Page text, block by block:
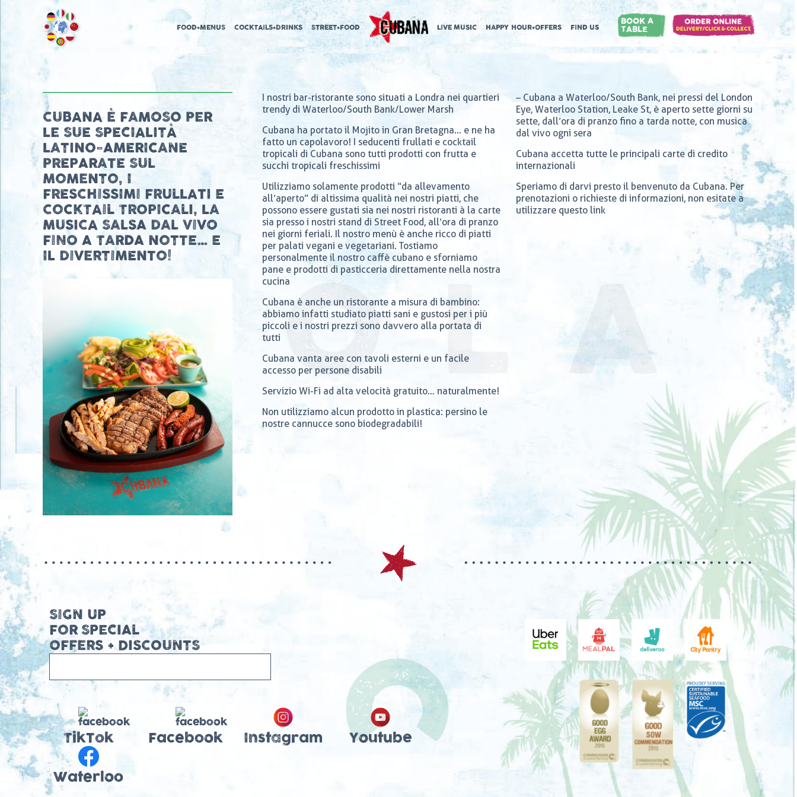
FOOD+MENUS COCKTAILS+DRINKS STREET+FOOD LIVE MUSIC HAPPY HOUR+OFFERS FIND US
BOOK A
TABLE
CUBANA È FAMOSO PER
LE SUE SPECIALITÀ
LATINO-AMERICANE
PREPARATE SUL
MOMENTO, I
FRESCHISSIMI FRULLATI E
COCKTAIL TROPICALI, LA
MUSICA SALSA DAL VIVO
FINO A TARDA NOTTE… E
IL DIVERTIMENTO!
I nostri bar-ristorante sono situati a Londra nei quartieri
trendy di Waterloo/South Bank/Lower Marsh
Cubana ha portato il Mojito in Gran Bretagna… e ne ha
fatto un capolavoro! I seducenti frullati e cocktail
tropicali di Cubana sono tutti prodotti con frutta e
succhi tropicali freschissimi
Utilizziamo solamente prodotti “da allevamento
all’aperto” di altissima qualità nei nostri piatti, che
possono essere gustati sia nei nostri ristoranti à la carte
sia presso i nostri stand di Street Food, all’ora di pranzo
nei giorni feriali. Il nostro menù è anche ricco di piatti
per palati vegani e vegetariani. Tostiamo
personalmente il nostro caffè cubano e sforniamo
pane e prodotti di pasticceria direttamente nella nostra
cucina
Cubana è anche un ristorante a misura di bambino:
abbiamo infatti studiato piatti sani e gustosi per i più
piccoli e i nostri prezzi sono davvero alla portata di
tutti
Cubana vanta aree con tavoli esterni e un facile
accesso per persone disabili
Servizio Wi-Fi ad alta velocità gratuito… naturalmente!
Non utilizziamo alcun prodotto in plastica: persino le
nostre cannucce sono biodegradabili!
– Cubana a Waterloo/South Bank, nei pressi del London
Eye, Waterloo Station, Leake St, è aperto sette giorni su
sette, dall’ora di pranzo fino a tarda notte, con musica
dal vivo ogni sera
Cubana accetta tutte le principali carte di credito
internazionali
Speriamo di darvi presto il benvenuto da Cubana. Per
prenotazioni o richieste di informazioni, non esitate a
utilizzare questo link
SIGN UP
FOR SPECIAL
OFFERS + DISCOUNTS
TikTok Facebook Instagram Youtube
Waterloo